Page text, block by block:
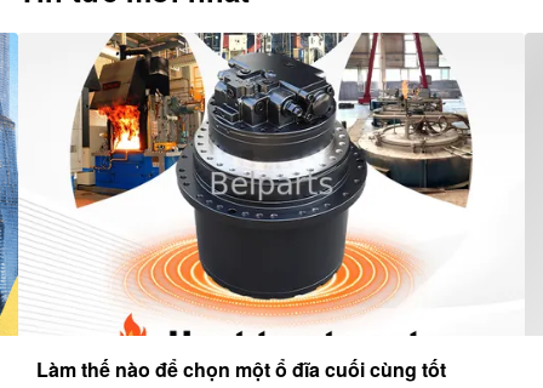
Làm thế nào để chọn một ổ đĩa cuối cùng tốt